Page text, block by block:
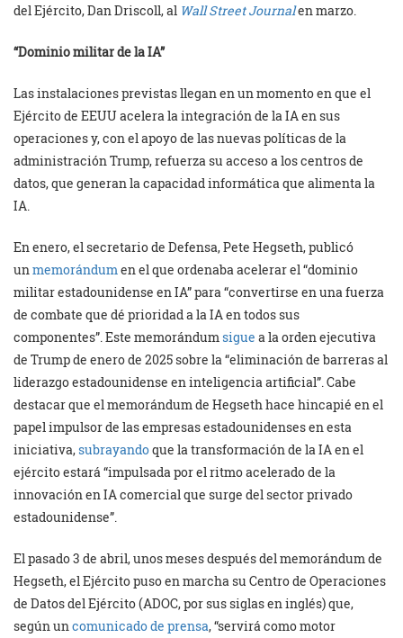
del Ejército, Dan Driscoll, al Wall Street Journalen marzo.
“Dominio militar de la IA”
Las instalaciones previstas llegan en un momento en que el
Ejército de EEUU acelera la integración de la IA en sus
operaciones y, con el apoyo de las nuevas políticas de la
administración Trump, refuerza su acceso a los centros de
datos, que generan la capacidad informática que alimenta la
IA.
En enero, el secretario de Defensa, Pete Hegseth, publicó
unmemorándumen el que ordenaba acelerar el “dominio
militar estadounidense en IA” para “convertirse en una fuerza
de combate que dé prioridad a la IA en todos sus
componentes”. Este memorándumsigue a la orden ejecutiva
de Trump de enero de 2025 sobre la “eliminación de barreras al
liderazgo estadounidense en inteligencia artificial”. Cabe
destacar que el memorándum de Hegseth hace hincapié en el
papel impulsor de las empresas estadounidenses en esta
iniciativa,subrayandoque la transformación de la IA en el
ejército estará “impulsada por el ritmo acelerado de la
innovación en IA comercial que surge del sector privado
estadounidense”.
El pasado 3 de abril, unos meses después del memorándum de
Hegseth, el Ejército puso en marcha su Centro de Operaciones
de Datos del Ejército (ADOC, por sus siglas en inglés) que,
según uncomunicado de prensa, “servirá como motor